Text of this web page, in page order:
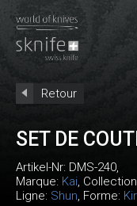
Retour
SET DE
Artikel-Nr: DMS-240,
Marque: Kai,
Ligne: Shun, Forme: